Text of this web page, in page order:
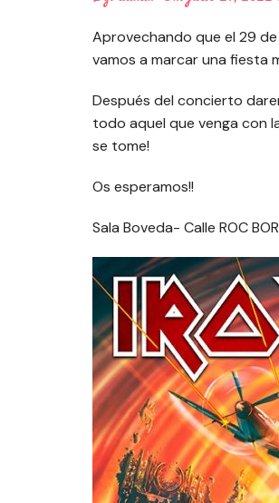
Aprovechando que el 29 de
vamos a marcar una fiesta
Después del concierto
todo aquel que venga con
se tome!
Os esperamos!!
Sala Boveda- Calle ROC